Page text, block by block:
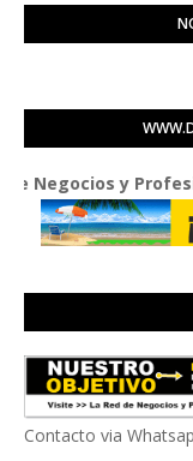
y Profesionales
Contacto via